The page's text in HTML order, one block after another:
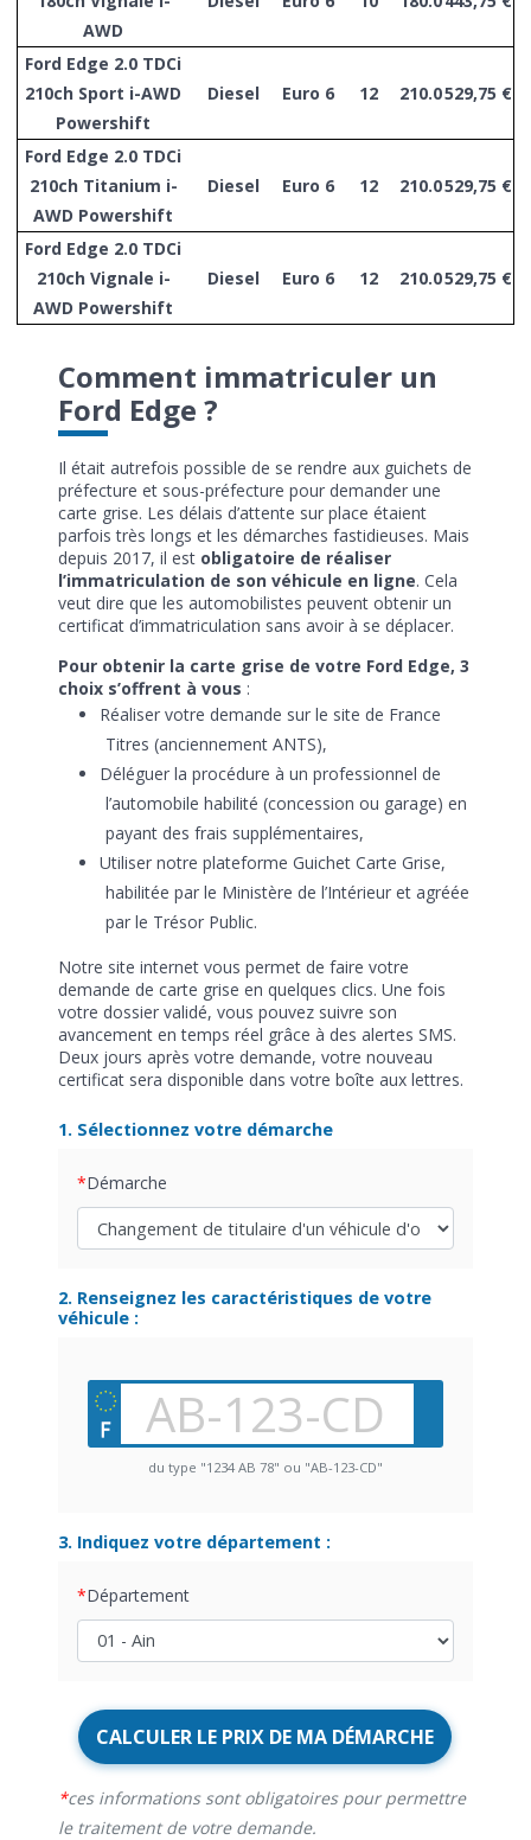
AWD
Ford Edge 2.0 TDCi
210ch Sport i-AWD
Powershift
Diesel Euro 6 12 210.0529,75 €
Ford Edge 2.0 TDCi
210ch Titanium i-
AWD Powershift
Diesel Euro 6 12 210.0529,75 €
Ford Edge 2.0 TDCi
210ch Vignale i-
AWD Powershift
Diesel Euro 6 12 210.0529,75 €
Comment immatriculer un
Ford Edge ?
Il était autrefois possible de se rendre aux guichets de
préfecture et sous-préfecture pour demander une
carte grise. Les délais d’attente sur place étaient
parfois très longs et les démarches fastidieuses. Mais
depuis 2017, il est obligatoire de réaliser
l’immatriculation de son véhicule en ligne. Cela
veut dire que les automobilistes peuvent obtenir un
certificat d’immatriculation sans avoir à se déplacer.
Pour obtenir la carte grise de votre Ford Edge, 3
choix s’offrent à vous :
Réaliser votre demande sur le site de France
Titres (anciennement ANTS),
Déléguer la procédure à un professionnel de
l’automobile habilité (concession ou garage) en
payant des frais supplémentaires,
Utiliser notre plateforme Guichet Carte Grise,
habilitée par le Ministère de l’Intérieur et agréée
par le Trésor Public.
Notre site internet vous permet de faire votre
demande de carte grise en quelques clics. Une fois
votre dossier validé, vous pouvez suivre son
avancement en temps réel grâce à des alertes SMS.
Deux jours après votre demande, votre nouveau
certificat sera disponible dans votre boîte aux lettres.
1. Sélectionnez votre démarche
Démarche
2. Renseignez les caractéristiques de votre
véhicule :
du type "1234 AB 78" ou "AB-123-CD"
3. Indiquez votre département :
Département
CALCULER LE PRIX DE MA DÉMARCHE
ces informations sont obligatoires pour permettre
le traitement de votre demande.